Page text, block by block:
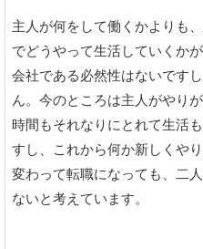
主人が何をして働くかよりも
でどうやって生活していくか
会社である必然性はないです
ん。今のところは主人がやり
時間もそれなりにとれて生活
すし、これから何か新しくや
変わって転職になっても、二
ないと考えています。